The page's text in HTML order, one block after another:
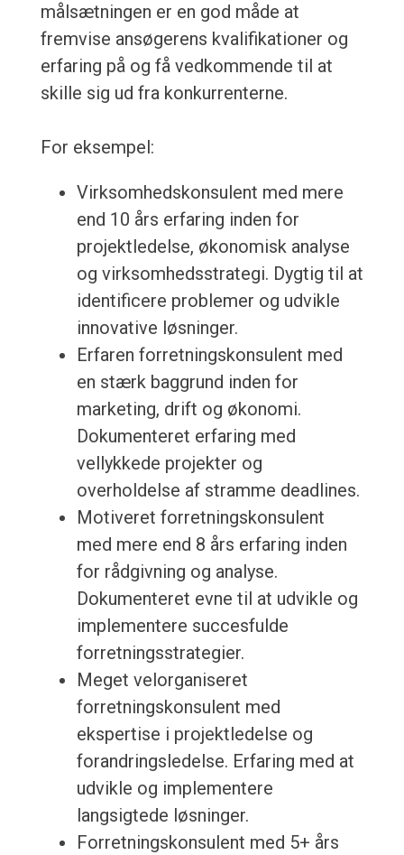
målsætningen er en god måde at
fremvise ansøgerens kvalifikationer og
erfaring på og få vedkommende til at
skille sig ud fra konkurrenterne.
For eksempel:
Virksomhedskonsulent med mere
end 10 års erfaring inden for
projektledelse, økonomisk analyse
og virksomhedsstrategi. Dygtig til at
identificere problemer og udvikle
innovative løsninger.
Erfaren forretningskonsulent med
en stærk baggrund inden for
marketing, drift og økonomi.
Dokumenteret erfaring med
vellykkede projekter og
overholdelse af stramme deadlines.
Motiveret forretningskonsulent
med mere end 8 års erfaring inden
for rådgivning og analyse.
Dokumenteret evne til at udvikle og
implementere succesfulde
forretningsstrategier.
Meget velorganiseret
forretningskonsulent med
ekspertise i projektledelse og
forandringsledelse. Erfaring med at
udvikle og implementere
langsigtede løsninger.
Forretningskonsulent med 5+ års